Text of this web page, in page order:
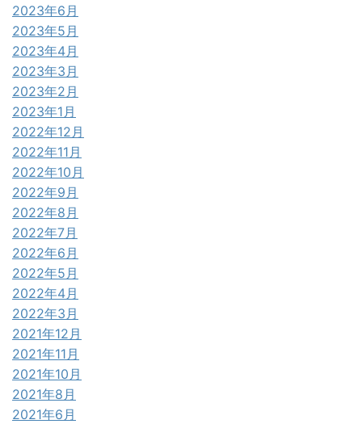
2023年6月
2023年5月
2023年4月
2023年3月
2023年2月
2023年1月
2022年12月
2022年11月
2022年10月
2022年9月
2022年8月
2022年7月
2022年6月
2022年5月
2022年4月
2022年3月
2021年12月
2021年11月
2021年10月
2021年8月
2021年6月